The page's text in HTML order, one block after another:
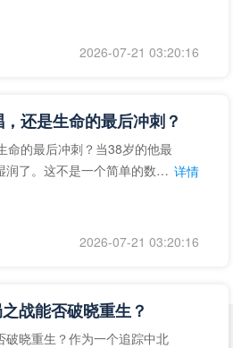
2026-07-21 03:20:16
还是生命的最后冲刺？
命的最后冲刺？当38岁的他最
了。这不是一个简单的数
详情
2026-07-21 03:20:16
战能否破晓重生？
晓重生？作为一个追踪中北